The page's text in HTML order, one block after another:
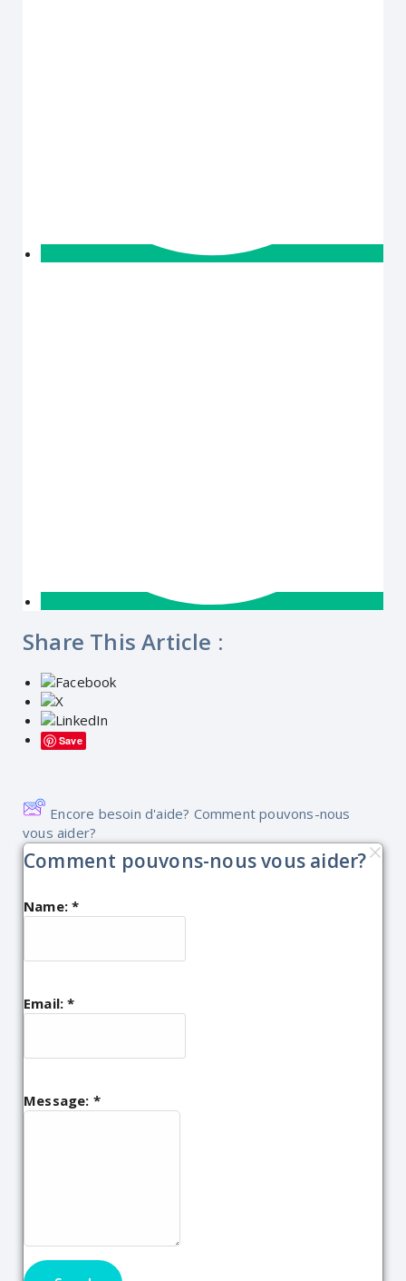
Share This Article :
Save
Encore besoin d'aide? Comment pouvons-nous
vous aider?
Comment pouvons-nous vous aider?
Name:*
Email:*
Message: *